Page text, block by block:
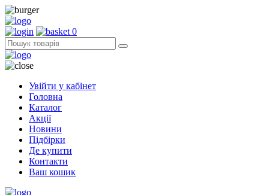
0
Увійти у кабінет
Головна
Каталог
Акції
Новини
Підбірки
Де купити
Контакти
Ваш кошик